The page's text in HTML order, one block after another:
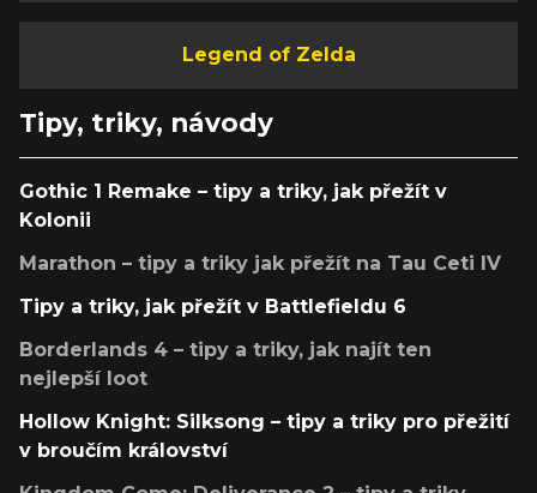
Legend of Zelda
Tipy, triky, návody
Gothic 1 Remake – tipy a triky, jak přežít v
Kolonii
Marathon – tipy a triky jak přežít na Tau Ceti IV
Tipy a triky, jak přežít v Battlefieldu 6
Borderlands 4 – tipy a triky, jak najít ten
nejlepší loot
Hollow Knight: Silksong – tipy a triky pro přežití
v broučím království